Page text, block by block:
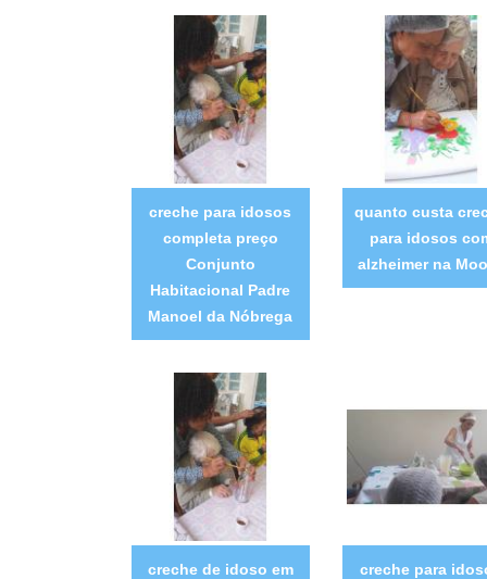
creche para idosos
completa preço
Conjunto
Habitacional Padre
Manoel da Nóbrega
quanto custa
para idosos
alzheimer na
creche de idoso em
creche para